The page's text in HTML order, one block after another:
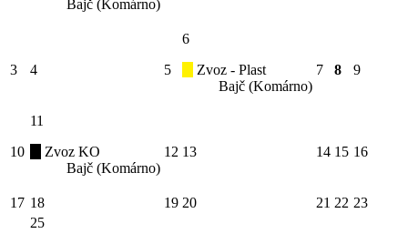
Bajč (Komárno)
3 4 5
6
Zvoz - Plast
Bajč (Komárno)
7 8 9
10
11
Zvoz KO
Bajč (Komárno)
12 13 14 15 16
17 18 19 20 21 22 23
25